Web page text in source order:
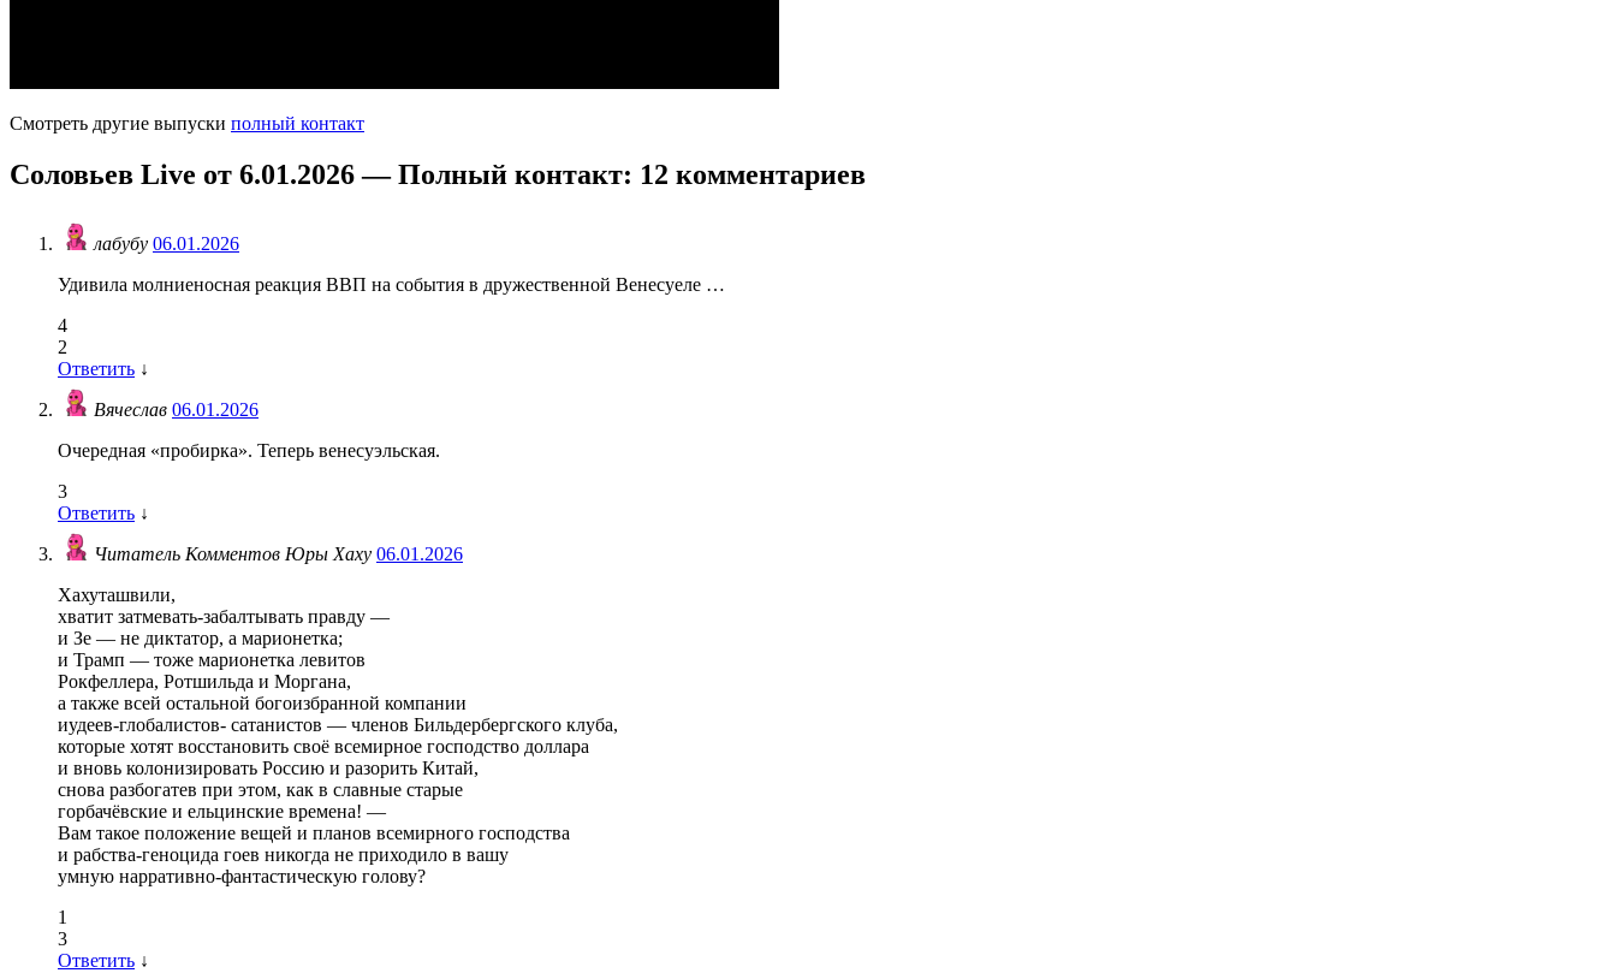
Смотреть другие выпуски полный контакт
Соловьев Live от 6.01.2026 — Полный контакт: 12 комментариев
лабубу 06.01.2026
Удивила молниеносная реакция ВВП на события в дружественной Венесуеле …
4
2
Ответить ↓
Вячеслав 06.01.2026
Очередная «пробирка». Теперь венесуэльская.
3
Ответить ↓
Читатель Комментов Юры Хаху 06.01.2026
Хахуташвили,
хватит затмевать-забалтывать правду —
и Зе — не диктатор, а марионетка;
и Трамп — тоже марионетка левитов
Рокфеллера, Ротшильда и Моргана,
а также всей остальной богоизбранной компании
иудеев-глобалистов- сатанистов — членов Бильдербергского клуба,
которые хотят восстановить своё всемирное господство доллара
и вновь колонизировать Россию и разорить Китай,
снова разбогатев при этом, как в славные старые
горбачёвские и ельцинские времена! —
Вам такое положение вещей и планов всемирного господства
и рабства-геноцида гоев никогда не приходило в вашу
умную нарративно-фантастическую голову?
1
3
Ответить ↓